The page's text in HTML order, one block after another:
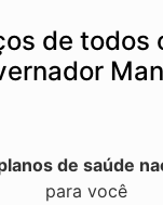
de todos
de saúde
para você